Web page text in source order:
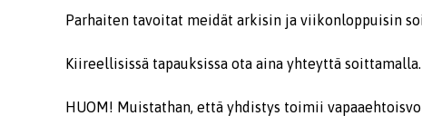
Parhaiten tavoitat meidät arkisin ja viikonloppuisin
Kiireellisissä tapauksissa ota aina yhteyttä
HUOM! Muistathan, että yhdistys toimii